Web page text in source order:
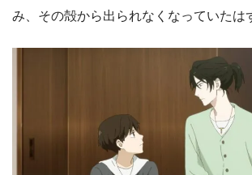
み、その殻から出られなくなっていたは